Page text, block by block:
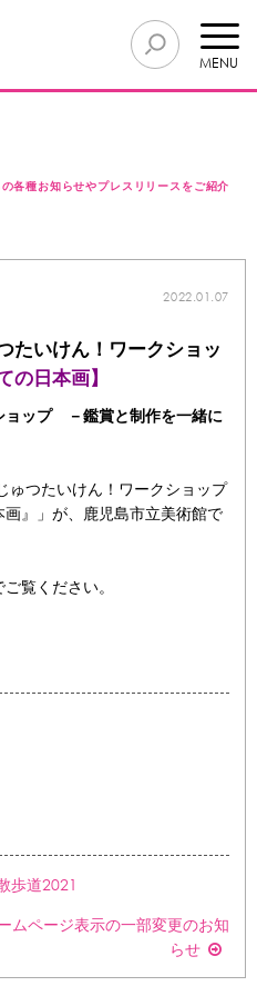
MENU
各種お知らせやプレスリリースをご紹介
2022.01.07
たいけん！ワークショッ
の日本画】
ョップ －鑑賞と制作を一緒に
つたいけん！ワークショップ
画』」が、鹿児島市立美術館で
覧ください。
歩道2021
ムページ表示の一部変更のお知
らせ